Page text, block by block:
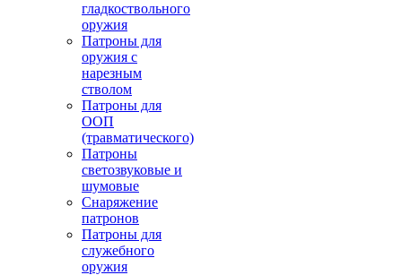
гладкоствольного
оружия
Патроны для
оружия с
нарезным
стволом
Патроны для
ООП
(травматического)
Патроны
светозвуковые и
шумовые
Снаряжение
патронов
Патроны для
служебного
оружия